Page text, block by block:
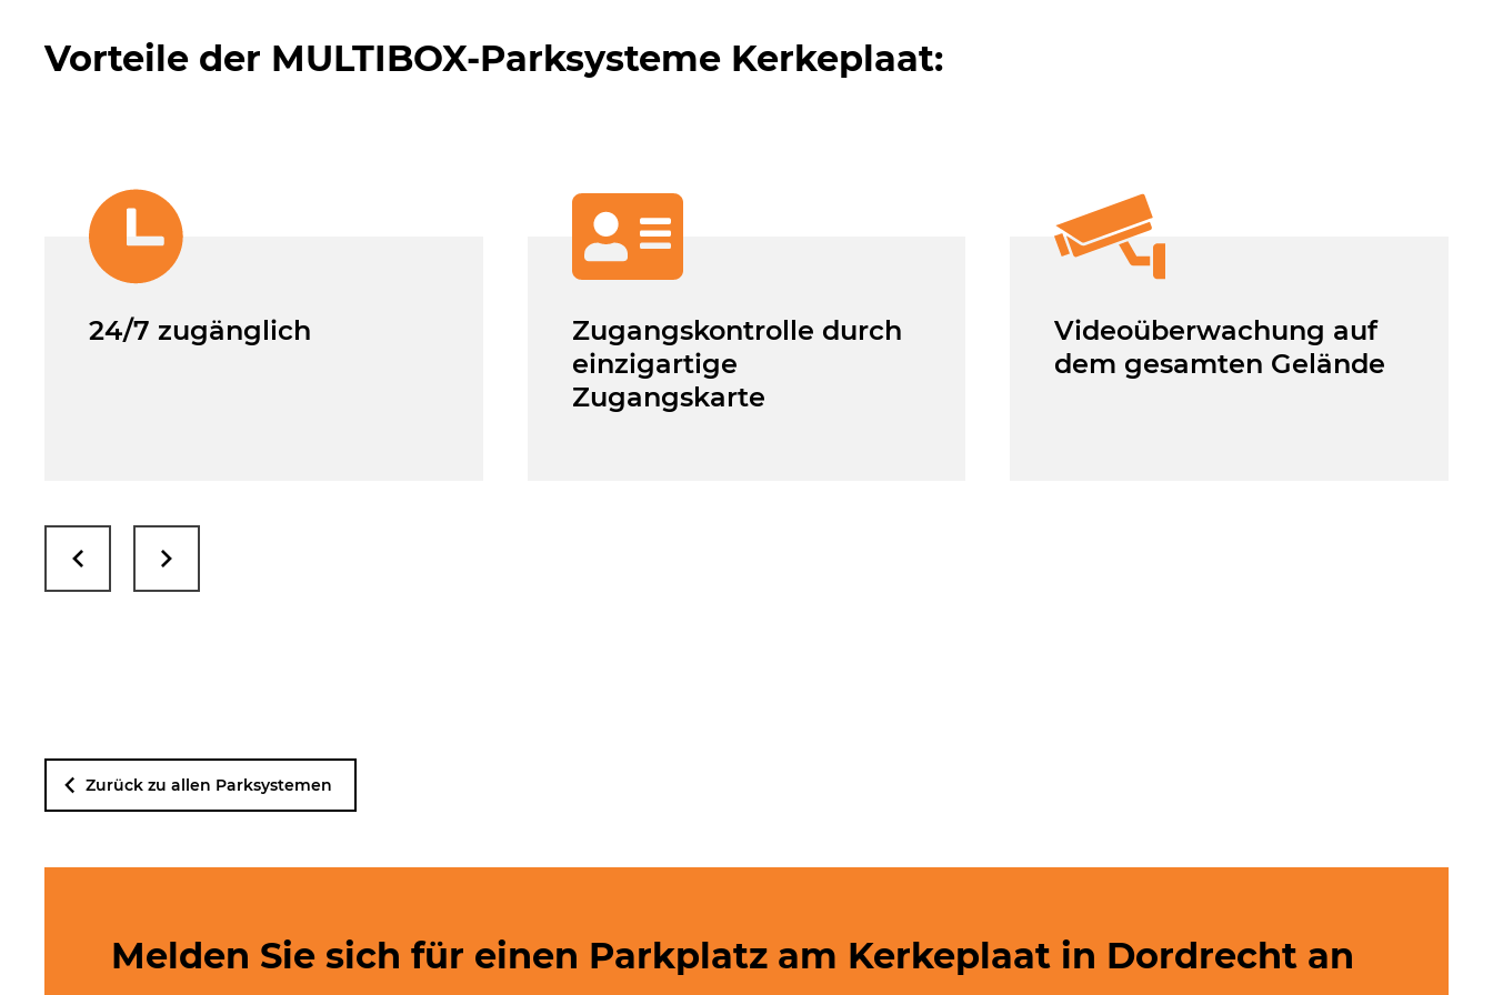
Vorteile der MULTIBOX-Parksysteme Kerkeplaat:
24/7 zugänglich
Zugangskontrolle durch
einzigartige
Zugangskarte
Videoüberwachung auf
dem gesamten Gelände
Zurück zu allen Parksystemen
Melden Sie sich für einen Parkplatz am Kerkeplaat in Dordrecht an